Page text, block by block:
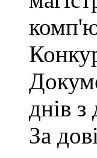
днів
За